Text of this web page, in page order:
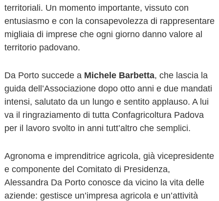
territoriali. Un momento importante, vissuto con
entusiasmo e con la consapevolezza di rappresentare
migliaia di imprese che ogni giorno danno valore al
territorio padovano.
Da Porto succede a Michele Barbetta, che lascia la
guida dell’Associazione dopo otto anni e due mandati
intensi, salutato da un lungo e sentito applauso. A lui
va il ringraziamento di tutta Confagricoltura Padova
per il lavoro svolto in anni tutt’altro che semplici.
Agronoma e imprenditrice agricola, già vicepresidente
e componente del Comitato di Presidenza,
Alessandra Da Porto conosce da vicino la vita delle
aziende: gestisce un’impresa agricola e un’attività